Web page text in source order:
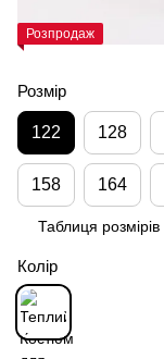
Розпродаж
Розмір
122 128
158 164
Таблиця розмірів
Колір